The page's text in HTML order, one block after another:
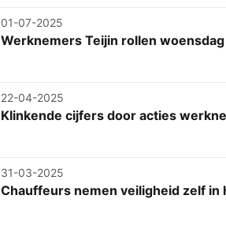
01-07-2025
Werknemers Teijin rollen
22-04-2025
Klinkende cijfers door acties
31-03-2025
Chauffeurs nemen veiligheid zelf in